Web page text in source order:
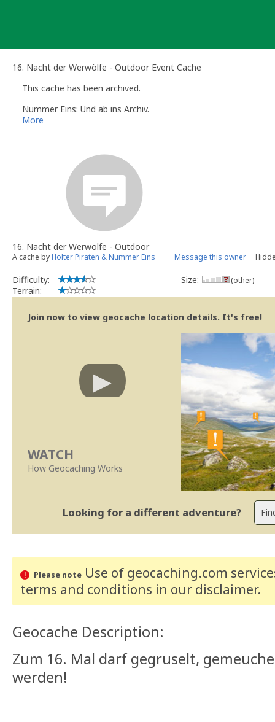
16. Nacht der Werwölfe - Outdoor Event Cache
This cache has been archived.
Nummer Eins: Und ab ins Archiv.
More
16. Nacht der Werwölfe - Outdoor
A cache byHolter Piraten & Nummer Eins Message this owner
Difficulty:
Terrain:
Size: (other)
Join now to view geocache location details. It's free!
WATCH
How Geocaching Works
Looking for a different adventure?
Please noteUse of geocaching.com
terms and conditions in our disclaimer.
Geocache Description:
Zum 16. Mal darf gegruselt,
werden!